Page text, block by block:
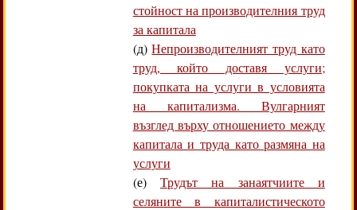
стойност на производителния труд
за капитала
(д)Непроизводителният труд като
труд, който доставя услуги;
покупката на услуги в условията
на капитализма. Вулгарният
възглед върху отношението между
капитала и труда като размяна на
услуги
(е)Трудът на занаятчиите и
селяните в капиталистическото